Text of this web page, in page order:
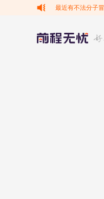
最近有不法分子